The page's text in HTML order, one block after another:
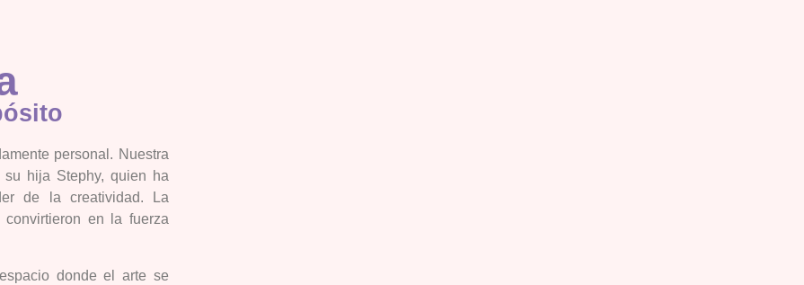
personal. Nuestra
hija Stephy, quien ha
de la creatividad. La
en la fuerza
donde el arte se